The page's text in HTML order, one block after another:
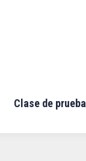
Clase de prueba